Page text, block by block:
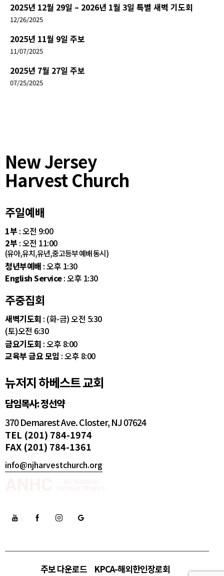
2025년 12월 29일 – 2026년 1월 3일 특별 새벽 기도회
12/26/2025
2025년 11월 9일 주보
11/07/2025
2025년 7월 27일 주보
07/25/2025
New Jersey
Harvest Church
주일예배
1부 : 오전 9:00
2부 : 오전 11:00
(유아,유치,유년,중고등부 예배 동시)
청년부예배 : 오후 1:30
English Service: 오후 1:30
주중집회
새벽기도회 : (화-금) 오전 5:30
(토)오전 6:30
금요기도회 : 오후 8:00
교육부 금요 모임 : 오후 8:00
뉴저지 하베스트 교회
담임목사: 정선약
370 Demarest Ave. Closter, NJ 07624
TEL (201) 784-1974
FAX (201) 784-1361
info@njharvestchurch.org
주보 다운로드 KPCA-해외한인장로회